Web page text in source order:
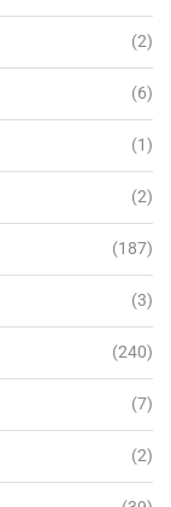
(2)
(6)
(1)
(2)
(187)
(3)
(240)
(7)
(2)